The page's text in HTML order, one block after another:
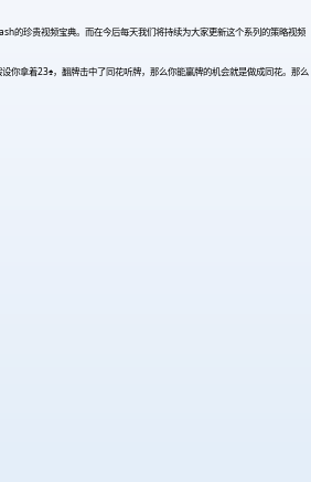
的珍贵视频宝典。而在今后每天我们将持续为大家更新这个系列的策略视频
你拿着23♠，翻牌击中了同花听牌，那么你能赢牌的机会就是做成同花。那么